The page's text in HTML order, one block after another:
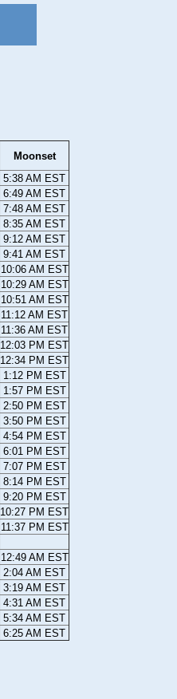
Moonset
5:38 AM EST
6:49 AM EST
7:48 AM EST
8:35 AM EST
9:12 AM EST
9:41 AM EST
10:06 AM EST
10:29 AM EST
10:51 AM EST
11:12 AM EST
11:36 AM EST
12:03 PM EST
12:34 PM EST
1:12 PM EST
1:57 PM EST
2:50 PM EST
3:50 PM EST
4:54 PM EST
6:01 PM EST
7:07 PM EST
8:14 PM EST
9:20 PM EST
10:27 PM EST
11:37 PM EST
12:49 AM EST
2:04 AM EST
3:19 AM EST
4:31 AM EST
5:34 AM EST
6:25 AM EST